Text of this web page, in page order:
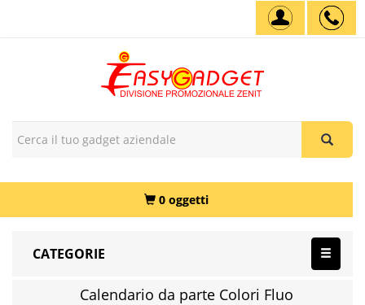
0 oggetti
CATEGORIE
Calendario da parte Colori Fluo